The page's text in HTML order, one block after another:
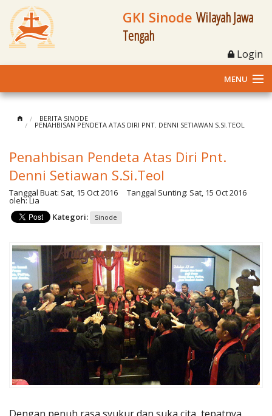
GKI Sinode Wilayah Jawa
Tengah
Login
MENU
Klasis dan Jemaat
Berita Kegiatan
Fasilitas
Materi
Penerbitan
BERITA SINODE
PENAHBISAN PENDETA ATAS DIRI PNT. DENNI SETIAWAN S.SI.TEOL
Penahbisan Pendeta Atas Diri Pnt.
Denni Setiawan S.Si.Teol
Tanggal Buat: Sat, 15 Oct 2016 Tanggal Sunting: Sat, 15 Oct 2016
oleh:Lia
Kategori:
Sinode